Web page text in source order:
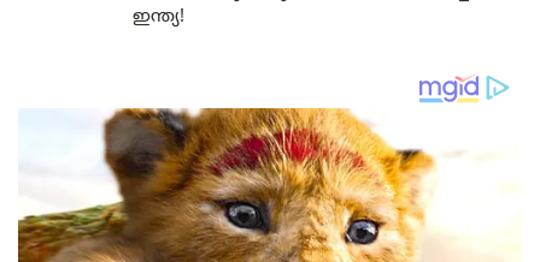
ഇന്ത്യ!